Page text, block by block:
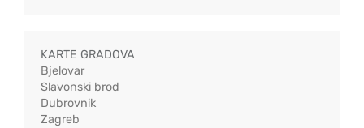
KARTE GRADOVA
Bjelovar
Slavonski brod
Dubrovnik
Zagreb